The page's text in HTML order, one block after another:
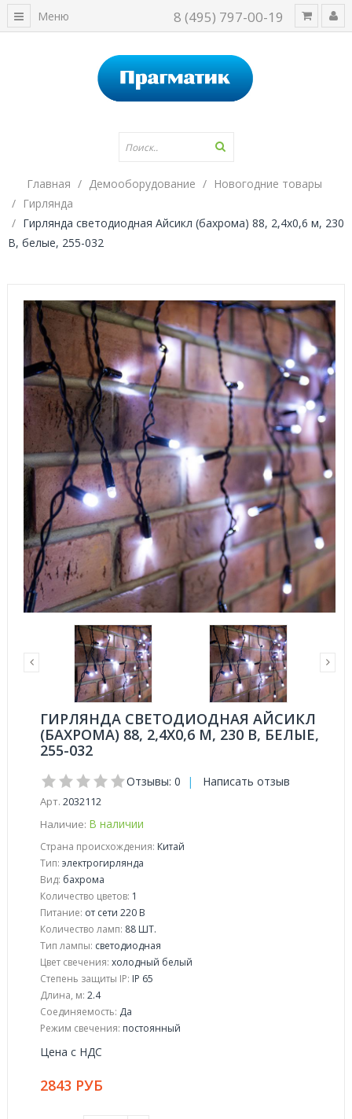
8 (495) 797-00-19
Меню
Главная Демооборудование
Новогодние товары
Гирлянда
Гирлянда светодиодная Айсикл (бахрома) 88, 2,4х0,6 м, 230
В, белые, 255-032
ГИРЛЯНДА СВЕТОДИОДНАЯ АЙСИКЛ
(БАХРОМА) 88, 2,4Х0,6 М, 230 В, БЕЛЫЕ,
255-032
Отзывы: 0 | Написать отзыв
Арт. 2032112
Наличие: В наличии
Страна происхождения: Китай
Тип: электрогирлянда
Вид: бахрома
Количество цветов: 1
Питание: от сети 220 В
Количество ламп: 88 ШТ.
Тип лампы: светодиодная
Цвет свечения: холодный белый
Степень защиты IP: IP 65
Длина, м: 2.4
Соединяемость: Да
Режим свечения: постоянный
Цена с НДС
2843 РУБ